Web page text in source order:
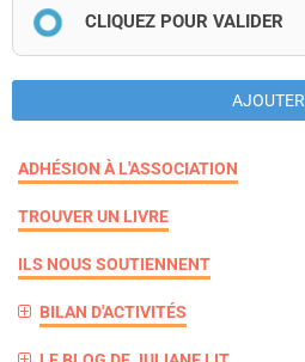
CLIQUEZ POUR VALIDER
AJOUTER
ADHÉSION À L'ASSOCIATION
TROUVER UN LIVRE
ILS NOUS SOUTIENNENT
BILAN D'ACTIVITÉS